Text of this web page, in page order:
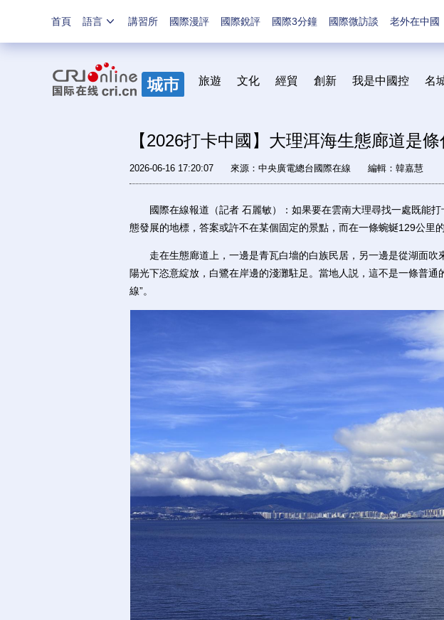
首頁 語言 講習所 國際漫評 國際銳評 國際3分鐘 國際微訪談 老外在中國
旅遊 文化 經貿 創新 我是中國控 名
【2026打卡中國】大理洱海生態廊道是條
2026-06-16 17:20:07 來源：中央廣電總台國際在線 編輯：韓嘉慧
國際在線報道（記者 石麗敏）：如果要在雲南大理尋找一處既能打
態發展的地標，答案或許不在某個固定的景點，而在一條蜿蜒129公里
走在生態廊道上，一邊是青瓦白墻的白族民居，另一邊是從湖面吹
陽光下恣意綻放，白鷺在岸邊的淺灘駐足。當地人説，這不是一條普通
線”。